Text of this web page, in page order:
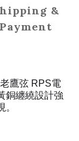
&
Payment
鷹弦 RPS電
銅纏繞設計強